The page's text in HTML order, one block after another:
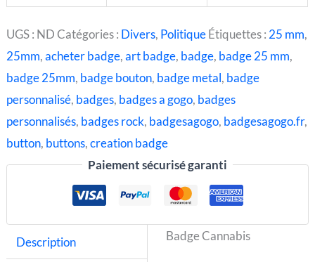
UGS : NDCatégories : Divers, PolitiqueÉtiquettes : 25 mm,
25mm,acheter badge,art badge, badge, badge 25 mm,
badge 25mm, badge bouton, badge metal, badge
personnalisé, badges, badges a gogo, badges
personnalisés, badges rock, badgesagogo, badgesagogo.fr,
button, buttons,creation badge
Paiement sécurisé garanti
Description Badge Cannabis